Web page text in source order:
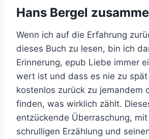
Hans Bergel
Wenn ich auf die Erfahrung
dieses Buch zu lesen, bin ich
Erinnerung, epub Liebe immer
wert ist und dass es nie zu
kostenlos zurück zu jemandem
finden, was wirklich zählt.
entzückende Überraschung,
schrulligen Erzählung und